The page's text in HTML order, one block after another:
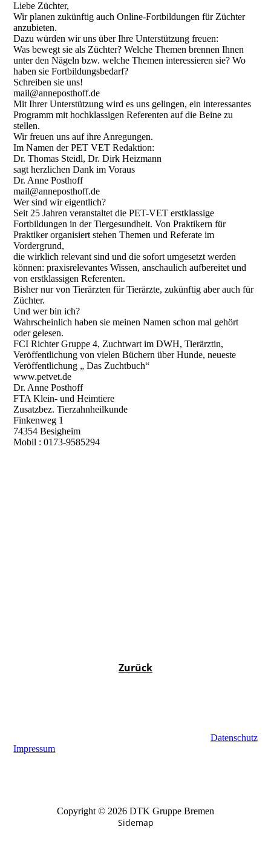
Liebe Züchter,
Wir planen zukünftig auch Online-Fortbildungen für Züchter
anzubieten.
Dazu würden wir uns über Ihre Unterstützung freuen:
Was bewegt sie als Züchter? Welche Themen brennen Ihnen
unter den Nägeln bzw. welche Themen interessieren sie? Wo
haben sie Fortbildungsbedarf?
Schreiben sie uns!
mail@anneposthoff.de
Mit Ihrer Unterstützung wird es uns gelingen, ein interessantes
Programm mit hochklassigen Referenten auf die Beine zu
stellen.
Wir freuen uns auf ihre Anregungen.
Im Namen der PET VET Redaktion:
Dr. Thomas Steidl, Dr. Dirk Heizmann
sagt herzlichen Dank im Voraus
Dr. Anne Posthoff
mail@anneposthoff.de
Wer sind wir eigentlich?
Seit 25 Jahren veranstaltet die PET-VET erstklassige
Fortbildungen in der Tiergesundheit. Von Praktikern für
Praktiker organisiert stehen Themen und Referate im
Vordergrund,
die wirklich relevant sind und die sofort umgesetzt werden
können: praxisrelevantes Wissen, anschaulich aufbereitet und
von erstklassigen Referenten.
Bisher nur von Tierärzten für Tierärzte, zukünftig aber auch für
Züchter.
Und wer bin ich?
Wahrscheinlich haben sie meinen Namen schon mal gehört
oder gelesen.
FCI Richter Gruppe 4, Zuchtwart im DWH, Tierärztin,
Veröffentlichung von vielen Büchern über Hunde, neueste
Veröffentlichung „ Das Zuchtbuch“
www.petvet.de
Dr. Anne Posthoff
FTA Klein- und Heimtiere
Zusatzbez. Tierzahnheilkunde
Finkenweg 1
74354 Besigheim
Mobil : 0173-9585294
Zurück
Datenschutz
Impressum
Copyright © 2026 DTK Gruppe Bremen
Sidemap